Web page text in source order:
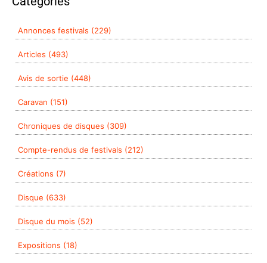
Annonces festivals (229)
Articles (493)
Avis de sortie (448)
Caravan (151)
Chroniques de disques (309)
Compte-rendus de festivals (212)
Créations (7)
Disque (633)
Disque du mois (52)
Expositions (18)